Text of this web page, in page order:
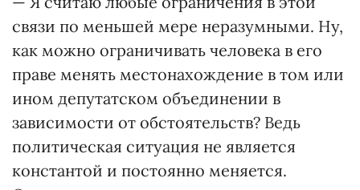
связи по меньшей мере неразумными. Ну,
как можно ограничивать человека в его
праве менять местонахождение в том или
ином депутатском объединении в
зависимости от обстоятельств? Ведь
политическая ситуация не является
константой и постоянно меняется.